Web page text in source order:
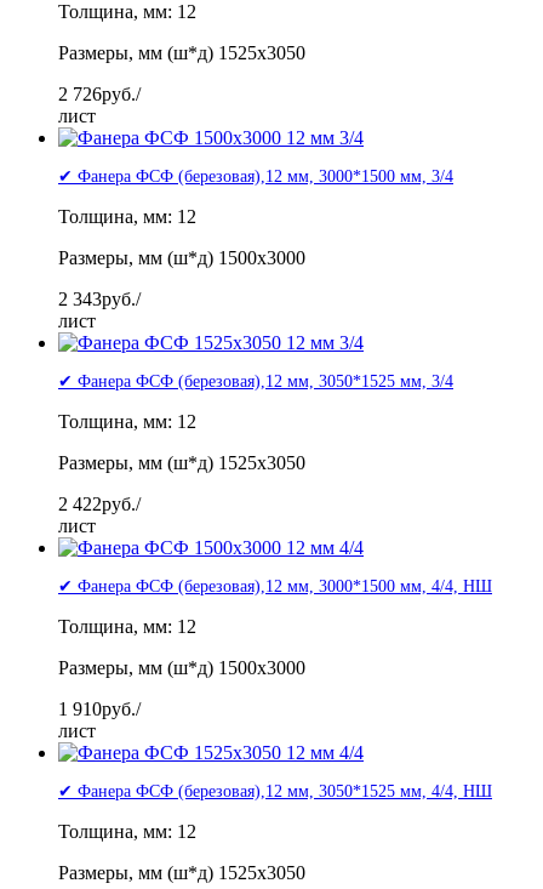
Толщина, мм: 12
Размеры, мм (ш*д) 1525x3050
2 726руб./
лист
✔ Фанера ФСФ (березовая),12 мм, 3000*1500 мм, 3/4
Толщина, мм: 12
Размеры, мм (ш*д) 1500x3000
2 343руб./
лист
✔ Фанера ФСФ (березовая),12 мм, 3050*1525 мм, 3/4
Толщина, мм: 12
Размеры, мм (ш*д) 1525x3050
2 422руб./
лист
✔ Фанера ФСФ (березовая),12 мм, 3000*1500 мм, 4/4, НШ
Толщина, мм: 12
Размеры, мм (ш*д) 1500x3000
1 910руб./
лист
✔ Фанера ФСФ (березовая),12 мм, 3050*1525 мм, 4/4, НШ
Толщина, мм: 12
Размеры, мм (ш*д) 1525x3050